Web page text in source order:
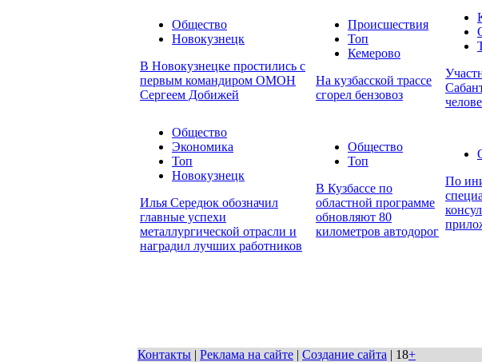
Общество
Новокузнецк
В Новокузнецке простились с
первым командиром ОМОН
Сергеем Добижей
Происшествия
Топ
Кемерово
На кузбасской трассе
сгорел бензовоз
Общество
Экономика
Топ
Новокузнецк
Илья Середюк обозначил
главные успехи
металлургической отрасли и
наградил лучших работников
Общество
Топ
В Кузбассе по
областной программе
обновляют 80
километров автодорог
По
Контакты | Реклама на сайте | Создание сайта | 18+